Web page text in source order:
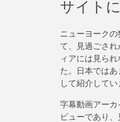
サイト
ニューヨーク
て、見過ごさ
ィアには見ら
た。日本では
して紹介してい
字幕動画アー
ビューであり